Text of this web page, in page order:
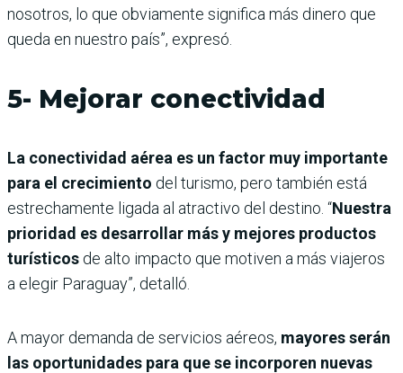
nosotros, lo que obviamente significa más dinero que
queda en nuestro país”, expresó.
5- Mejorar conectividad
La conectividad aérea es un factor muy importante
para el crecimiento del turismo, pero también está
estrechamente ligada al atractivo del destino. “Nuestra
prioridad es desarrollar más y mejores productos
turísticos de alto impacto que motiven a más viajeros
a elegir Paraguay”, detalló.
A mayor demanda de servicios aéreos, mayores serán
las oportunidades para que se incorporen nuevas